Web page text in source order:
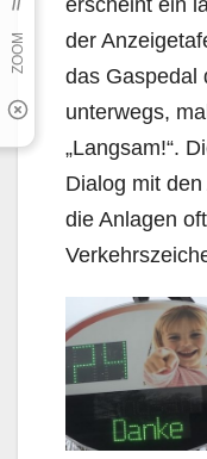
der
das Gaspedal
unterwegs,
„Langsam!“.
Dialog mit
die Anlagen